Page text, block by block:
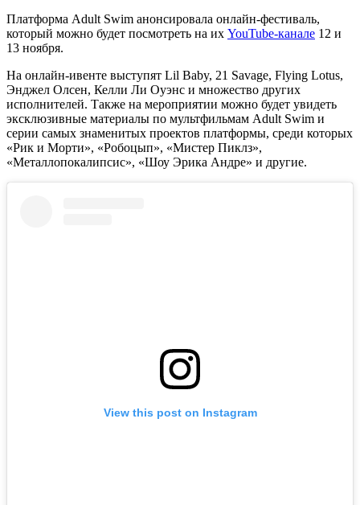
Платформа Adult Swim анонсировала онлайн-фестиваль,
который можно будет посмотреть на их YouTube-канале 12 и
13 ноября.
На онлайн-ивенте выступят Lil Baby, 21 Savage, Flying Lotus,
Энджел Олсен, Келли Ли Оуэнс и множество других
исполнителей. Также на мероприятии можно будет увидеть
эксклюзивные материалы по мультфильмам Adult Swim и
серии самых знаменитых проектов платформы, среди которых
«Рик и Морти», «Робоцып», «Мистер Пиклз»,
«Металлопокалипсис», «Шоу Эрика Андре» и другие.
View this post on Instagram